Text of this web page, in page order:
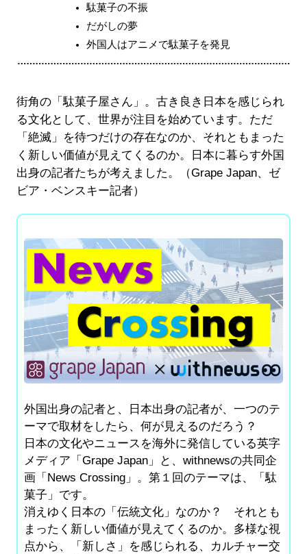
駄菓子の不振
だがしの夢
外国人はアニメで駄菓子を発見
街角の「駄菓子屋さん」。古き良き日本を感じられ
る文化として、世界が注目を始めています。ただ
「絶滅」を待つだけの存在なのか、それともまった
く新しい価値が見えてくるのか。日本に暮らす外国
出身の記者たちが考えました。（Grape Japan、ゼ
ビア・ベンスキー記者）
外国出身の記者と、日本出身の記者が、一つのテ
ーマで取材をしたら、何が見えるのだろう？
日本の文化やニュースを海外に発信している英字
メディア「Grape Japan」と、withnewsの共同企
画「News Crossing」。第１回のテーマは、「駄
菓子」です。
消えゆく日本の「伝統文化」なのか？ それとも
まったく新しい価値が見えてくるのか。多様な視
点から、「新しさ」を感じられる、カルチャー交